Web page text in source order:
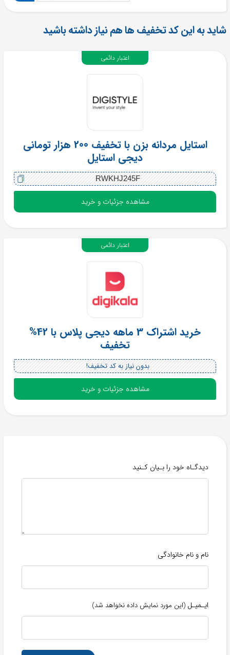
شاید به این کد تخفیف ها هم نیاز داشته باشید
استایل مردانه بزن با تخفیف 200 هزار تومانی
دیجی استایل
RWKHJ245F
مشاهده جزئیات و خرید
اعتبار دائمی
خرید اشتراک 3 ماهه دیجی پلاس با 42%
تخفیف
بدون نیاز به کد تخفیف!
مشاهده جزئیات و خرید
اعتبار دائمی
دیدگـاه خود را بـیان کـنید
نام و نام خانوادگی
ایـمیـل (این مورد نمایش داده نخواهد شد)